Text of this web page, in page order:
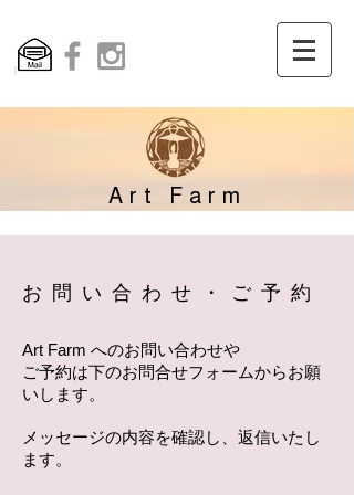
Art Farm
​お問い合わせ・ご予約
Art Farm へのお問い合わせや
ご予約は下のお問合せフォームからお願
いします。
メッセージの内容を確認し、返信いたし
ます。